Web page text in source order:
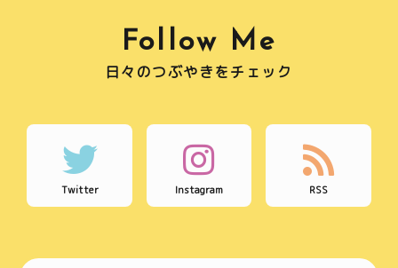
Follow Me
日々のつぶやきをチェック
Twitter Instagram RSS